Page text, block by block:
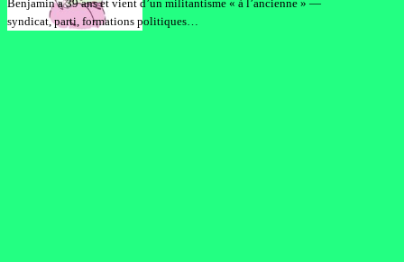
Benjamin a 39 ans et vient d’un militantisme « à l’ancienne » —
syndicat, parti, formations politiques…